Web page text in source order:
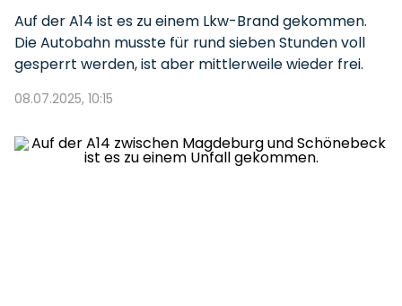
Auf der A14 ist es zu einem Lkw-Brand gekommen.
Die Autobahn musste für rund sieben Stunden voll
gesperrt werden, ist aber mittlerweile wieder frei.
08.07.2025, 10:15